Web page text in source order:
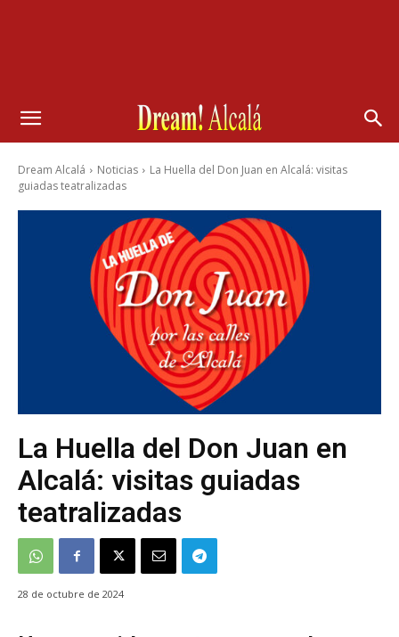
Dream Alcalá Noticias
La Huella del Don Juan en Alcalá: visitas
guiadas teatralizadas
La Huella del Don Juan en
Alcalá: visitas guiadas
teatralizadas
28 de octubre de 2024